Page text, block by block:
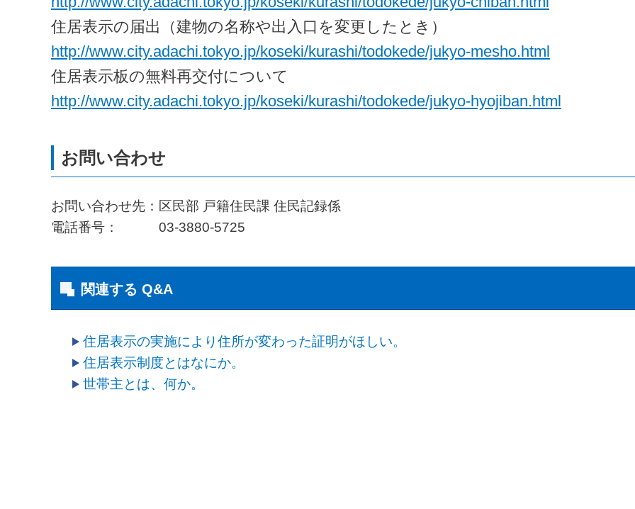
住居表示の届出（建物の名称や出入口を変更したとき）
http://www.city.adachi.tokyo.jp/koseki/kurashi/todokede/jukyo-mesho.html
住居表示板の無料再交付について
http://www.city.adachi.tokyo.jp/koseki/kurashi/todokede/jukyo-hyojiban.html
お問い合わせ先：区民部 戸籍住民課 住民記録係
電話番号： 03-3880-5725
関連する Q&A
住居表示の実施により住所が変わった証明がほしい。
住居表示制度とはなにか。
世帯主とは、何か。